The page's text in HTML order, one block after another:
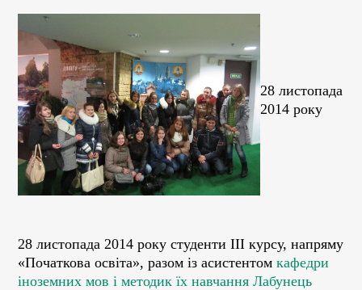
28 листопада
2014 року
28 листопада 2014 року студенти ІІІ курсу, напряму
«Початкова освіта», разом із асистентом кафедри
іноземних мов і методик їх навчання Лабунець